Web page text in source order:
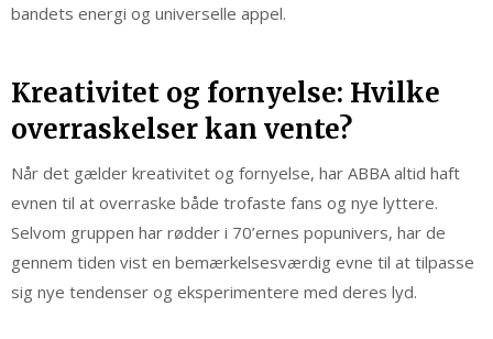
bandets energi og universelle appel.
Kreativitet og fornyelse: Hvilke
overraskelser kan vente?
Når det gælder kreativitet og fornyelse, har ABBA altid haft
evnen til at overraske både trofaste fans og nye lyttere.
Selvom gruppen har rødder i 70’ernes popunivers, har de
gennem tiden vist en bemærkelsesværdig evne til at tilpasse
sig nye tendenser og eksperimentere med deres lyd.